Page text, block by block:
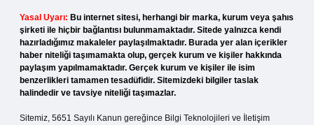
Yasal Uyarı: Bu internet sitesi, herhangi bir marka, kurum veya şahıs
şirketi ile hiçbir bağlantısı bulunmamaktadır. Sitede yalnızca kendi
hazırladığımız makaleler paylaşılmaktadır. Burada yer alan içerikler
haber niteliği taşımamakta olup, gerçek kurum ve kişiler hakkında
paylaşım yapılmamaktadır. Gerçek kurum ve kişiler ile isim
benzerlikleri tamamen tesadüfidir. Sitemizdeki bilgiler taslak
halindedir ve tavsiye niteliği taşımazlar.
Sitemiz, 5651 Sayılı Kanun gereğince Bilgi Teknolojileri ve İletişim